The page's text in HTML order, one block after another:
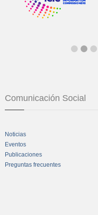
Comunicación Social
Noticias
Eventos
Publicaciones
Preguntas frecuentes